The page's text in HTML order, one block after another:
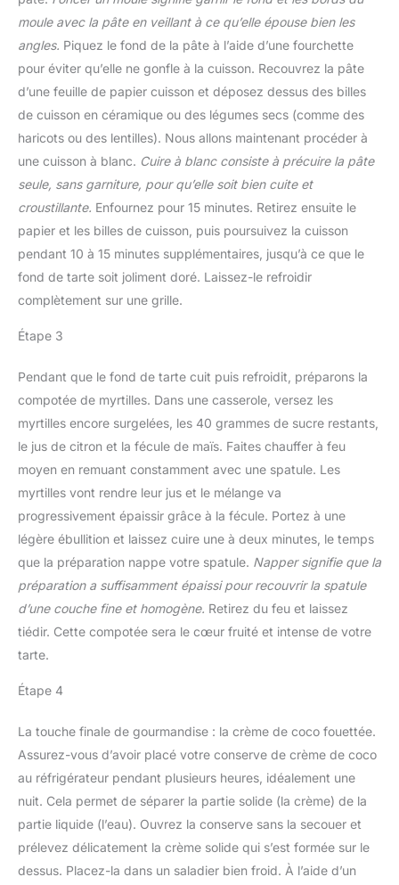
moule avec la pâte en veillant à ce qu’elle épouse bien les
angles. Piquez le fond de la pâte à l’aide d’une fourchette
pour éviter qu’elle ne gonfle à la cuisson. Recouvrez la pâte
d’une feuille de papier cuisson et déposez dessus des billes
de cuisson en céramique ou des légumes secs (comme des
haricots ou des lentilles). Nous allons maintenant procéder à
une cuisson à blanc. Cuire à blanc consiste à précuire la pâte
seule, sans garniture, pour qu’elle soit bien cuite et
croustillante. Enfournez pour 15 minutes. Retirez ensuite le
papier et les billes de cuisson, puis poursuivez la cuisson
pendant 10 à 15 minutes supplémentaires, jusqu’à ce que le
fond de tarte soit joliment doré. Laissez-le refroidir
complètement sur une grille.
Étape 3
Pendant que le fond de tarte cuit puis refroidit, préparons la
compotée de myrtilles. Dans une casserole, versez les
myrtilles encore surgelées, les 40 grammes de sucre restants,
le jus de citron et la fécule de maïs. Faites chauffer à feu
moyen en remuant constamment avec une spatule. Les
myrtilles vont rendre leur jus et le mélange va
progressivement épaissir grâce à la fécule. Portez à une
légère ébullition et laissez cuire une à deux minutes, le temps
que la préparation nappe votre spatule. Napper signifie que la
préparation a suffisamment épaissi pour recouvrir la spatule
d’une couche fine et homogène. Retirez du feu et laissez
tiédir. Cette compotée sera le cœur fruité et intense de votre
tarte.
Étape 4
La touche finale de gourmandise : la crème de coco fouettée.
Assurez-vous d’avoir placé votre conserve de crème de coco
au réfrigérateur pendant plusieurs heures, idéalement une
nuit. Cela permet de séparer la partie solide (la crème) de la
partie liquide (l’eau). Ouvrez la conserve sans la secouer et
prélevez délicatement la crème solide qui s’est formée sur le
dessus. Placez-la dans un saladier bien froid. À l’aide d’un